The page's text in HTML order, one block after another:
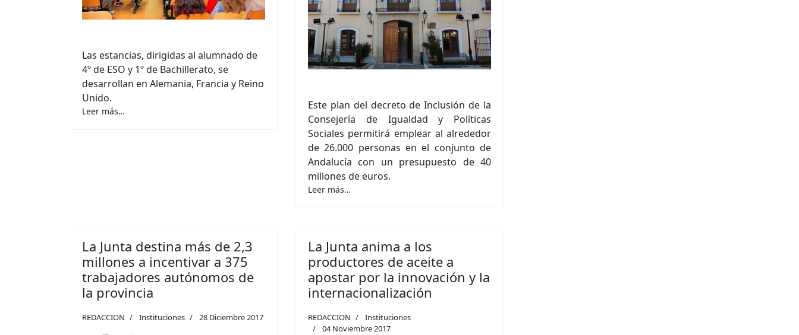
Las estancias, dirigidas al alumnado de
4º de ESO y 1º de Bachillerato, se
desarrollan en Alemania, Francia y Reino
Unido.
Leer más…
Este plan del decreto de Inclusión de la
Consejería de Igualdad y Políticas
Sociales permitirá emplear al alrededor
de 26.000 personas en el conjunto de
Andalucía con un presupuesto de 40
millones de euros.
Leer más…
La Junta destina más de 2,3
millones a incentivar a 375
trabajadores autónomos de
la provincia
REDACCION Instituciones 28 Diciembre 2017
La Junta anima a los
productores de aceite a
apostar por la innovación y la
internacionalización
REDACCION
Instituciones
04 Noviembre 2017